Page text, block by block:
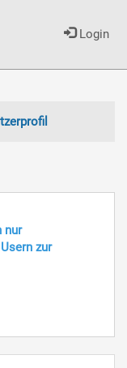
Login
nur
zur